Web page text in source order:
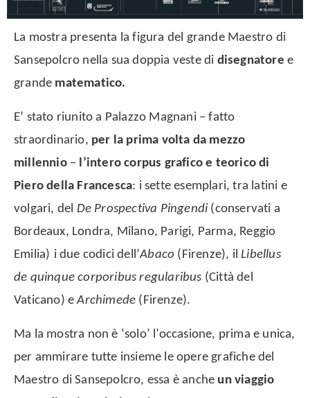
La mostra presenta la figura del grande Maestro di
Sansepolcro nella sua doppia veste di disegnatore e
grande matematico.
E’ stato riunito a Palazzo Magnani – fatto
straordinario, per la prima volta da mezzo
millennio– l’intero corpus grafico e teorico di
Piero della Francesca: i sette esemplari, tra latini e
volgari, del De Prospectiva Pingendi (conservati a
Bordeaux, Londra, Milano, Parigi, Parma, Reggio
Emilia) i due codici dell’Abaco (Firenze), ilLibellus
de quinque corporibus regularibus (Città del
Vaticano) eArchimede (Firenze).
Ma la mostra non è ‘solo’ l’occasione, prima e unica,
per ammirare tutte insieme le opere grafiche del
Maestro di Sansepolcro, essa è anche un viaggio